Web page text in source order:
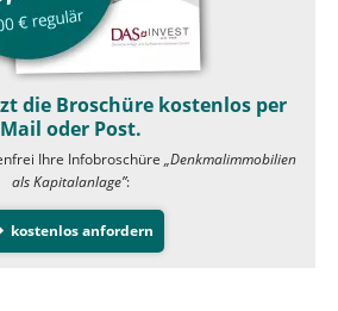
die Broschüre kostenlos per
Mail oder Post.
Ihre Infobroschüre „Denkmalimmobilien
als Kapitalanlage”:
kostenlos anfordern